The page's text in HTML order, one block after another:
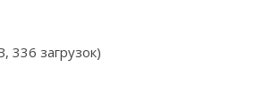
336 загрузок)